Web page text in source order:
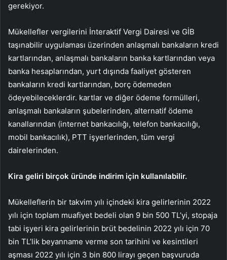
gerekiyor.
Mükellefler vergilerini İnteraktif Vergi Dairesi ve GİB
taşınabilir uygulaması üzerinden anlaşmalı bankaların kredi
kartlarından, anlaşmalı bankaların banka kartlarından veya
banka hesaplarından, yurt dışında faaliyet gösteren
bankaların kredi kartlarından, borç ödemeden
ödeyebileceklerdir. kartlar ve diğer ödeme formülleri,
anlaşmalı bankaların şubelerinden, alternatif ödeme
kanallarından (internet bankacılığı, telefon bankacılığı,
mobil bankacılık), PTT işyerlerinden, tüm vergi
dairelerinden.
Kira geliri birçok üründe indirim için kullanılabilir.
Mükelleflerin bir takvim yılı içindeki kira gelirlerinin 2022
yılı için toplam muafiyet bedeli olan 9 bin 500 TL’yi, stopaja
tabi işyeri kira gelirlerinin brüt bedelinin 2022 yılı için 70
bin TL’lik beyanname verme son tarihini ve kesintileri
aşması 2022 yılı için 3 bin 800 lirayı geçen başvuruda